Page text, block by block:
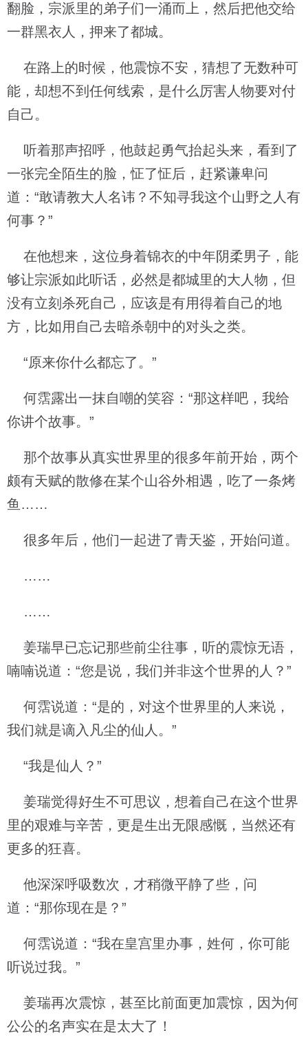
翻脸，宗派里的弟子们一涌而上，然后把他交给
一群黑衣人，押来了都城。
在路上的时候，他震惊不安，猜想了无数种可
能，却想不到任何线索，是什么厉害人物要对付
自己。
听着那声招呼，他鼓起勇气抬起头来，看到了
一张完全陌生的脸，怔了怔后，赶紧谦卑问
道：“敢请教大人名讳？不知寻我这个山野之人有
何事？”
在他想来，这位身着锦衣的中年阴柔男子，能
够让宗派如此听话，必然是都城里的大人物，但
没有立刻杀死自己，应该是有用得着自己的地
方，比如用自己去暗杀朝中的对头之类。
“原来你什么都忘了。”
何霑露出一抹自嘲的笑容：“那这样吧，我给
你讲个故事。”
那个故事从真实世界里的很多年前开始，两个
颇有天赋的散修在某个山谷外相遇，吃了一条烤
鱼……
很多年后，他们一起进了青天鉴，开始问道。
……
……
姜瑞早已忘记那些前尘往事，听的震惊无语，
喃喃说道：“您是说，我们并非这个世界的人？”
何霑说道：“是的，对这个世界里的人来说，
我们就是谪入凡尘的仙人。”
“我是仙人？”
姜瑞觉得好生不可思议，想着自己在这个世界
里的艰难与辛苦，更是生出无限感慨，当然还有
更多的狂喜。
他深深呼吸数次，才稍微平静了些，问
道：“那你现在是？”
何霑说道：“我在皇宫里办事，姓何，你可能
听说过我。”
姜瑞再次震惊，甚至比前面更加震惊，因为何
公公的名声实在是太大了！